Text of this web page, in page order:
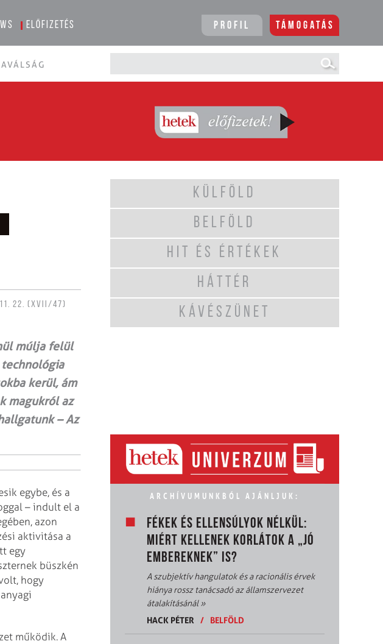
Előfizetés Profil Támogatás
22. (XVII/47)
múlja felül
kerül, ám
magukról az
– Az
egybe, és a
– indult el a
azon
aktivitása a
egy
büszkén
hogy
működik. A
KÜLFÖLD
BELFÖLD
HIT ÉS ÉRTÉKEK
HÁTTÉR
KÁVÉSZÜNET
ARCHÍVUMUNKBÓL AJÁNLJUK:
FÉKEK ÉS ELLENSÚLYOK NÉLKÜL:
MIÉRT KELLENEK KORLÁTOK A „JÓ
EMBEREKNEK” IS?
A szubjektív hangulatok és a racionális érvek
hiánya rossz tanácsadó az államszervezet
átalakításánál»
HACK PÉTER
/ BELFÖLD